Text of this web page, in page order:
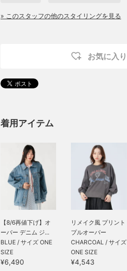
» このスタッフの他のスタイリングを見る
お気に入り
着用アイテム
【8/6再値下げ】オ
ーバー デニム ジ...
BLUE / サイズ ONE
SIZE
¥6,490
リメイク風 プリント
プルオーバー
CHARCOAL / サイズ
ONE SIZE
¥4,543